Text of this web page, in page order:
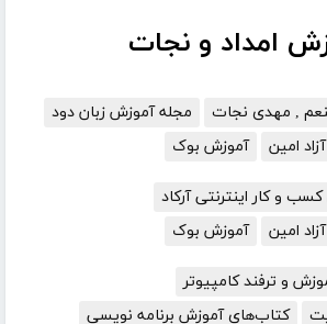
امداد و نجات
, مهدی نجات
مجله آموزش زبان دود
امین
آموزش بوک
و کار اینترنتی آرکاد
امین
آموزش بوک
و ترفند کامپیوتر
کتاب‌های آموزش برنامه نویسی